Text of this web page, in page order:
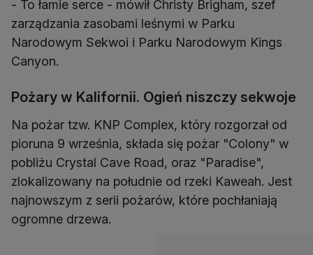
- To łamie serce - mówił Christy Brigham, szef
zarządzania zasobami leśnymi w Parku
Narodowym Sekwoi i Parku Narodowym Kings
Canyon.
Pożary w Kalifornii. Ogień niszczy sekwoje
Na pożar tzw. KNP Complex, który rozgorzał od
pioruna 9 września, składa się pożar "Colony" w
pobliżu Crystal Cave Road, oraz "Paradise",
zlokalizowany na południe od rzeki Kaweah. Jest
najnowszym z serii pożarów, które pochłaniają
ogromne drzewa.